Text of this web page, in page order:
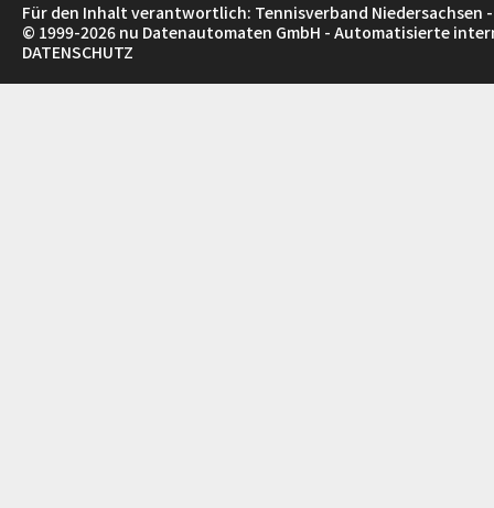
Für den Inhalt verantwortlich: Tennisverband Niedersachsen -
© 1999-2026 nu Datenautomaten GmbH - Automatisierte
DATENSCHUTZ